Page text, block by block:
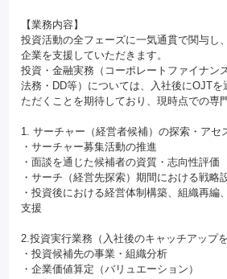
【業務内容】
投資活動の全フェーズに一気通貫で関与し
企業を支援していただきます。
投資・金融実務（コーポレートファイナン
法務・DD等）については、入社後にOJT
ただくことを期待しており、現時点での専
1. サーチャー（経営者候補）の探索・アセ
・サーチャー募集活動の推進
・面談を通じた候補者の資質・志向性評価
・サーチ（経営先探索）期間における戦略
・投資後における経営体制構築、組織再編
支援
2.投資実行業務（入社後のキャッチアップを
・投資候補先の事業・組織分析
・企業価値算定（バリュエーション）